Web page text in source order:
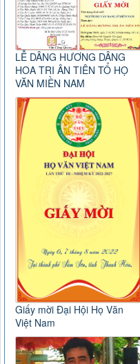
LỄ DÂNG HƯƠNG DÂNG
HOA TRI ÂN TIÊN TỔ HỌ
VĂN MIỀN NAM
Giấy mời Đại Hội Họ Văn
Việt Nam